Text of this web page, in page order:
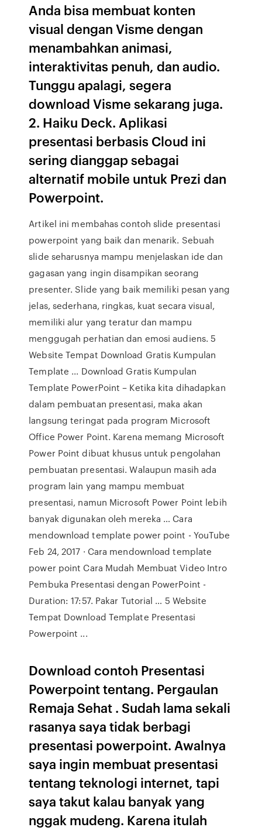
Anda bisa membuat konten
visual dengan Visme dengan
menambahkan animasi,
interaktivitas penuh, dan audio.
Tunggu apalagi, segera
download Visme sekarang juga.
2. Haiku Deck. Aplikasi
presentasi berbasis Cloud ini
sering dianggap sebagai
alternatif mobile untuk Prezi dan
Powerpoint.
Artikel ini membahas contoh slide presentasi
powerpoint yang baik dan menarik. Sebuah
slide seharusnya mampu menjelaskan ide dan
gagasan yang ingin disampikan seorang
presenter. Slide yang baik memiliki pesan yang
jelas, sederhana, ringkas, kuat secara visual,
memiliki alur yang teratur dan mampu
menggugah perhatian dan emosi audiens. 5
Website Tempat Download Gratis Kumpulan
Template ... Download Gratis Kumpulan
Template PowerPoint – Ketika kita dihadapkan
dalam pembuatan presentasi, maka akan
langsung teringat pada program Microsoft
Office Power Point. Karena memang Microsoft
Power Point dibuat khusus untuk pengolahan
pembuatan presentasi. Walaupun masih ada
program lain yang mampu membuat
presentasi, namun Microsoft Power Point lebih
banyak digunakan oleh mereka … Cara
mendownload template power point - YouTube
Feb 24, 2017 · Cara mendownload template
power point Cara Mudah Membuat Video Intro
Pembuka Presentasi dengan PowerPoint -
Duration: 17:57. Pakar Tutorial … 5 Website
Tempat Download Template Presentasi
Powerpoint ...
Download contoh Presentasi
Powerpoint tentang. Pergaulan
Remaja Sehat . Sudah lama sekali
rasanya saya tidak berbagi
presentasi powerpoint. Awalnya
saya ingin membuat presentasi
tentang teknologi internet, tapi
saya takut kalau banyak yang
nggak mudeng. Karena itulah